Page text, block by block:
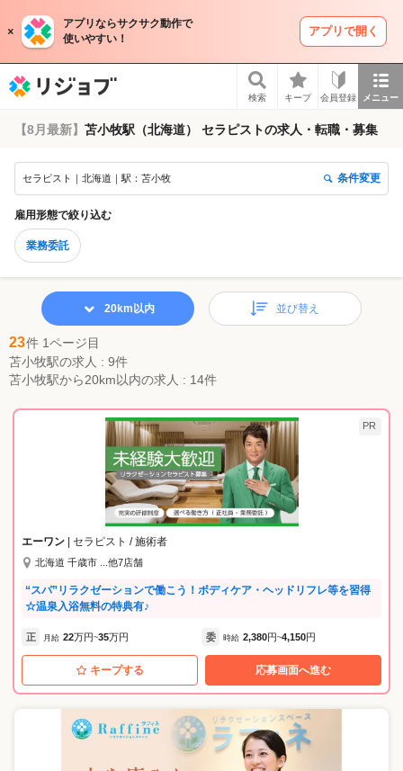
アプリならサクサク動作で
使いやすい！
アプリで開く
検索 キープ 会員登録 メニュー
【8月最新】 苫小牧駅（北海道） セラピストの求人・転職・募集
セラピスト｜北海道｜駅：苫小牧 条件変更
雇用形態で絞り込む
業務委託
23件 1ページ目
苫小牧駅の求人 : 9件
苫小牧駅から20km以内の求人 : 14件
20km以内 並び替え
PR
エーワン | セラピスト / 施術者
北海道 千歳市 ...他7店舗
“スパ”リラクゼーションで働こう！ボディケア・ヘッドリフレ等を習得
☆温泉入浴無料の特典有♪
正 月給 22万円~35万円 委 時給 2,380円~4,150円
キープする 応募画面へ進む